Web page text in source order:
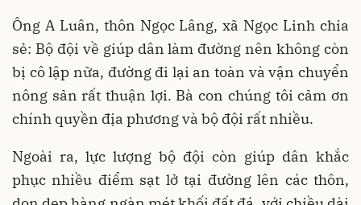
Ông A Luân, thôn Ngọc Lâng, xã Ngọc Linh chia
sẻ: Bộ đội về giúp dân làm đường nên không còn
bị cô lập nữa, đường đi lại an toàn và vận chuyển
nông sản rất thuận lợi. Bà con chúng tôi cảm ơn
chính quyền địa phương và bộ đội rất nhiều.
Ngoài ra, lực lượng bộ đội còn giúp dân khắc
phục nhiều điểm sạt lở tại đường lên các thôn,